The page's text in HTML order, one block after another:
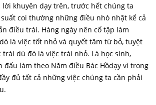
khuyên dạy trên, trước hết chúng ta
coi thường những điều nhò nhật kể cả
điều trái. Hàng ngày nên cố tập làm
là việc tốt nhỏ và quyết tâm từ bỏ, tuyệt
trái dù đó là việc trái nhỏ. Là học sinh,
đấu làm theo Năm điều Bác Hồdạy vì trong
đủ tất cả những việc chúng ta cần phải